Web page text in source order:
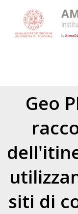
Geo
siti di